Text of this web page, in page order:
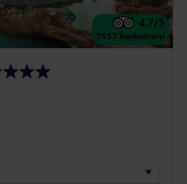
4.7/5
7157 hodnocení